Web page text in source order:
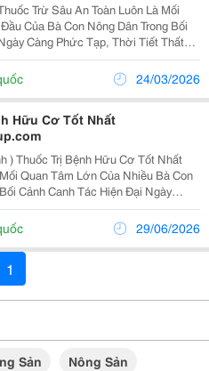
Trừ Sâu An Toàn Luôn Là Mối
Của Bà Con Nông Dân Trong Bối
Càng Phức Tạp, Thời Tiết Thất
Sản Xuất Nông Sản Sạch Ngày
Thuốc Đúng Cách Không Chỉ Giúp
24/03/2026
Hữu Cơ Tốt Nhất
) Thuốc Trị Bệnh Hữu Cơ Tốt Nhất
Quan Tâm Lớn Của Nhiều Bà Con
Cảnh Canh Tác Hiện Đại Ngày
Sản Sạch, An Toàn Và Bền Vững.
Là Giải Pháp Kiểm Soát Nấm
29/06/2026
1
Sản
Nông Sản